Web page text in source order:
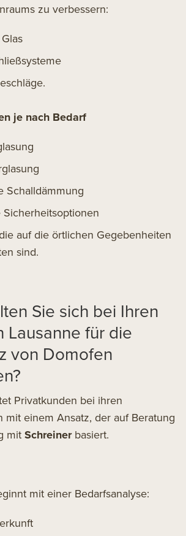
zu verbessern:
je nach Bedarf
Schalldämmung
auf die örtlichen Gegebenheiten
sind.
Sie sich bei Ihren
Lausanne für die
von Domofen
Privatkunden bei ihren
mit einem Ansatz, der auf Beratung
mit Schreiner basiert.
mit einer Bedarfsanalyse: